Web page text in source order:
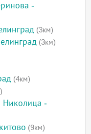
-
(3км)
(3км)
(4км)
Николица -
(9км)